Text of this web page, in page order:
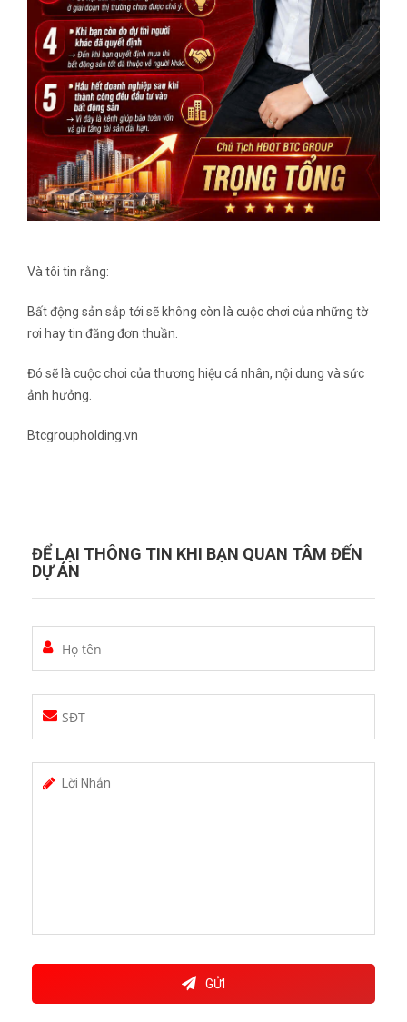
Và tôi tin rằng:
Bất động sản sắp tới sẽ không còn là cuộc chơi của những tờ
rơi hay tin đăng đơn thuần.
Đó sẽ là cuộc chơi của thương hiệu cá nhân, nội dung và sức
ảnh hưởng.
Btcgroupholding.vn
ĐỂ LẠI THÔNG TIN KHI BẠN QUAN TÂM ĐẾN
DỰ ÁN
GỬI